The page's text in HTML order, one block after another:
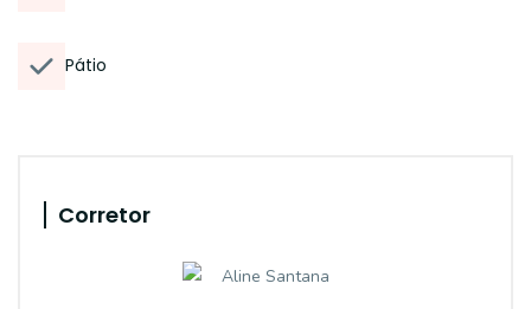
Pátio
Corretor